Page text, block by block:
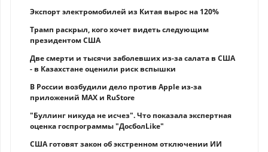
Экспорт электромобилей из Китая вырос на 120%
Трамп раскрыл, кого хочет видеть следующим
президентом США
Две смерти и тысячи заболевших из-за салата в США
- в Казахстане оценили риск вспышки
В России возбудили дело против Apple из-за
приложений MAX и RuStore
"Буллинг никуда не исчез". Что показала экспертная
оценка госпрограммы "ДосболLike"
США готовят закон об экстренном отключении ИИ